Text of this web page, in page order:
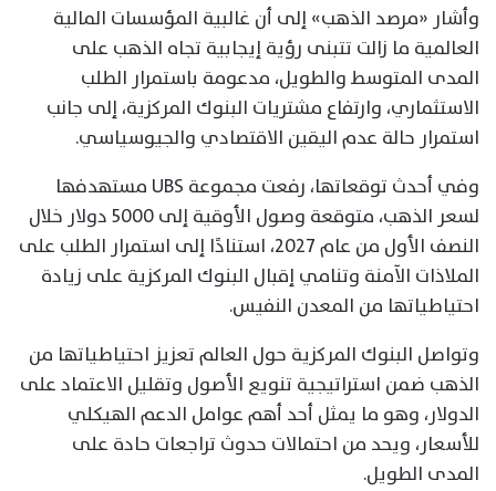
وأشار «مرصد الذهب» إلى أن غالبية المؤسسات المالية
العالمية ما زالت تتبنى رؤية إيجابية تجاه الذهب على
المدى المتوسط والطويل، مدعومة باستمرار الطلب
الاستثماري، وارتفاع مشتريات البنوك المركزية، إلى جانب
استمرار حالة عدم اليقين الاقتصادي والجيوسياسي.
وفي أحدث توقعاتها، رفعت مجموعة UBS مستهدفها
لسعر الذهب، متوقعة وصول الأوقية إلى 5000 دولار خلال
النصف الأول من عام 2027، استنادًا إلى استمرار الطلب على
الملاذات الآمنة وتنامي إقبال البنوك المركزية على زيادة
احتياطياتها من المعدن النفيس.
وتواصل البنوك المركزية حول العالم تعزيز احتياطياتها من
الذهب ضمن استراتيجية تنويع الأصول وتقليل الاعتماد على
الدولار، وهو ما يمثل أحد أهم عوامل الدعم الهيكلي
للأسعار، ويحد من احتمالات حدوث تراجعات حادة على
المدى الطويل.